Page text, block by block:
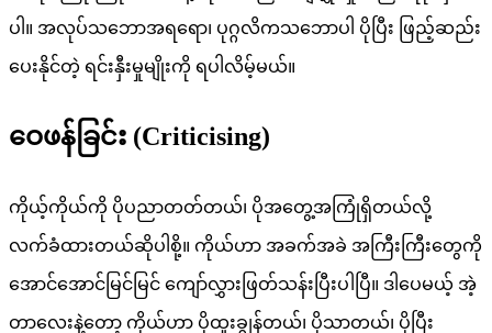
ပါ။ အလုပ်သဘောအရရော၊ ပုဂ္ဂလိကသဘောပါ ပိုပြီး ဖြည့်ဆည်း
ပေးနိုင်တဲ့ ရင်းနှီးမှုမျိုးကို ရပါလိမ့်မယ်။
ဝေဖန်ခြင်း (Criticising)
ကိုယ့်ကိုယ်ကို ပိုပညာတတ်တယ်၊ ပိုအတွေ့အကြုံရှိတယ်လို့
လက်ခံထားတယ်ဆိုပါစို့။ ကိုယ်ဟာ အခက်အခဲ အကြီးကြီးတွေကို
အောင်အောင်မြင်မြင် ကျော်လွှားဖြတ်သန်းပြီးပါပြီ။ ဒါပေမယ့် အဲ့
တာလေးနဲ့တော့ ကိုယ်ဟာ ပိုထူးချွန်တယ်၊ ပိုသာတယ်၊ ပိုပြီး